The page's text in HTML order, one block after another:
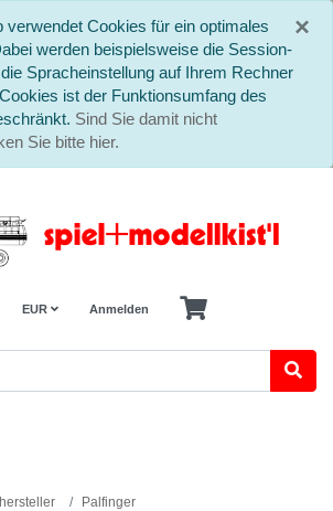
×
verwendet Cookies für ein optimales
werden beispielsweise die Session-
Spracheinstellung auf Ihrem Rechner
ist der Funktionsumfang des
Sind Sie damit nicht
Sie bitte hier.
EUR Anmelden
Palfinger